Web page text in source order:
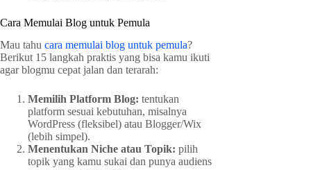
Cara Memulai Blog untuk Pemula
Mau tahu cara memulai blog untuk pemula?
Berikut 15 langkah praktis yang bisa kamu ikuti
agar blogmu cepat jalan dan terarah:
Memilih Platform Blog: tentukan
platform sesuai kebutuhan, misalnya
WordPress (fleksibel) atau Blogger/Wix
(lebih simpel).
Menentukan Niche atau Topik: pilih
topik yang kamu sukai dan punya audiens